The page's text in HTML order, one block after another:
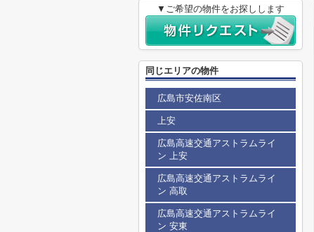
▼ご希望の物件をお探しします
同じエリアの物件
広島市安佐南区
上安
広島高速交通アストラムライ
ン 上安
広島高速交通アストラムライ
ン 高取
広島高速交通アストラムライ
ン 安東